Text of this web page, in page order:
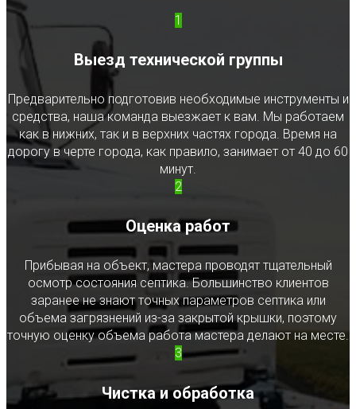
1
Выезд технической группы
Предварительно подготовив необходимые инструменты и
средства, наша команда выезжает к вам. Мы работаем
как в нижних, так и в верхних частях города. Время на
дорогу в черте города, как правило, занимает от 40 до 60
минут.
2
Оценка работ
Прибывая на объект, мастера проводят тщательный
осмотр состояния септика. Большинство клиентов
заранее не знают точных параметров септика или
объема загрязнений из-за закрытой крышки, поэтому
точную оценку объема работа мастера делают на месте.
3
Чистка и обработка